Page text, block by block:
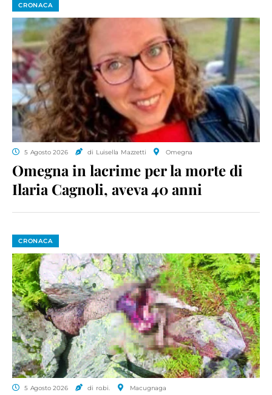
CRONACA
5 Agosto 2026 di Luisella Mazzetti Omegna
Omegna in lacrime per la morte di
Ilaria Cagnoli, aveva 40 anni
CRONACA
5 Agosto 2026 di ro.bi. Macugnaga